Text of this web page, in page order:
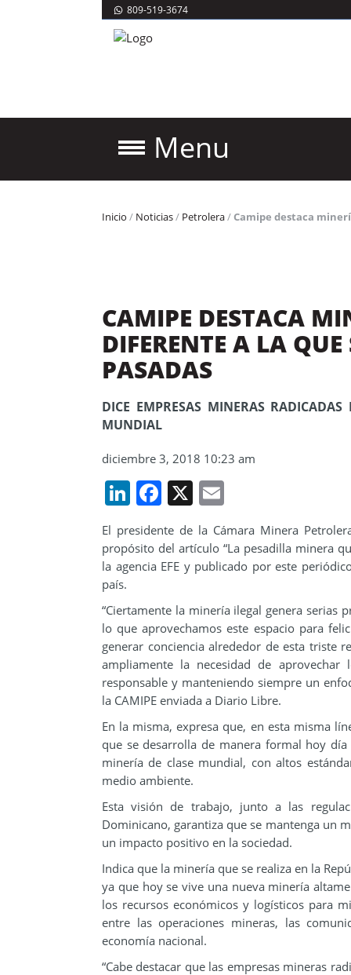
809-519-3674
Menu
Inicio / Noticias/ Petrolera/Camipe destaca
CAMIPE DESTACA
DIFERENTE A LA
PASADAS
DICE EMPRESAS MINERAS
MUNDIAL
diciembre 3, 2018 10:23 am
LinkedIn
Facebook
X
El presidente de la Cámara Minera
propósito del artículo “La pesadilla minera
la agencia EFE y publicado por este
país.
“Ciertamente la minería ilegal genera serias
lo que aprovechamos este espacio para
generar conciencia alrededor de esta triste
ampliamente la necesidad de
responsable y manteniendo siempre un
la CAMIPE enviada a Diario Libre.
En la misma, expresa que, en esta misma
que se desarrolla de manera formal hoy
minería de clase mundial, con altos
medio ambiente.
Esta visión de trabajo, junto a las
Dominicano, garantiza que se mantenga un
un impacto positivo en la sociedad.
Indica que la minería que se realiza en la
ya que hoy se vive una nueva minería
los recursos económicos y logísticos para
entre las operaciones mineras, las
economía nacional.
“Cabe destacar que las empresas mineras